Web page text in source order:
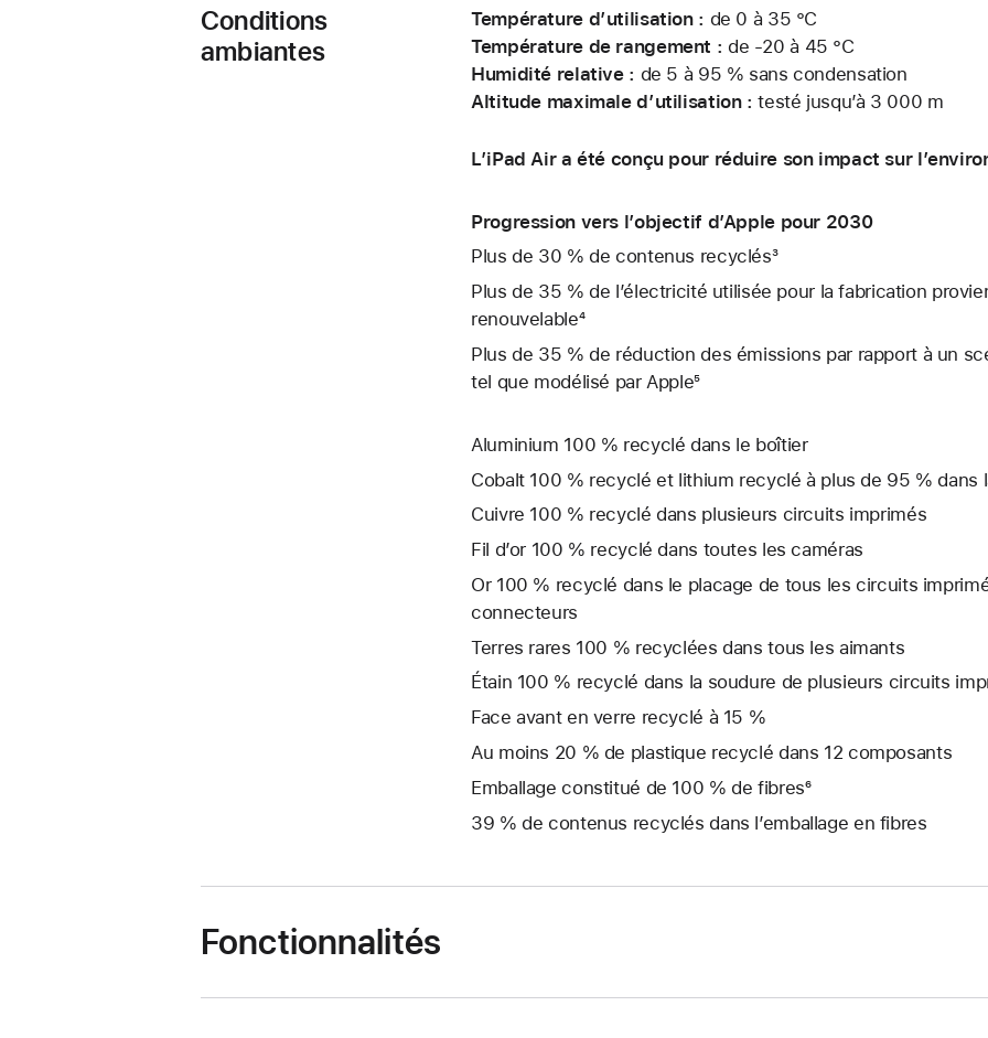
Conditions
ambiantes
Température d’utilisation : de 0 à 35 °C
Température de rangement : de -20 à 45 °C
Humidité relative : de 5 à 95 % sans condensation
Altitude maximale d’utilisation : testé jusqu’à 3 000 m
L’iPad Air a été conçu pour réduire son impact sur
Progression vers l’objectif d’Apple pour 2030
Plus de 30 % de contenus recyclés³
Plus de 35 % de l’électricité utilisée pour la fabrication
renouvelable⁴
Plus de 35 % de réduction des émissions par rapport à un
tel que modélisé par Apple⁵
Aluminium 100 % recyclé dans le boîtier
Cobalt 100 % recyclé et lithium recyclé à plus de 95 % dans
Cuivre 100 % recyclé dans plusieurs circuits imprimés
Fil d’or 100 % recyclé dans toutes les caméras
Or 100 % recyclé dans le placage de tous les circuits
connecteurs
Terres rares 100 % recyclées dans tous les aimants
Étain 100 % recyclé dans la soudure de plusieurs circuits
Face avant en verre recyclé à 15 %
Au moins 20 % de plastique recyclé dans 12 composants
Emballage constitué de 100 % de fibres⁶
39 % de contenus recyclés dans l’emballage en fibres
Fonctionnalités